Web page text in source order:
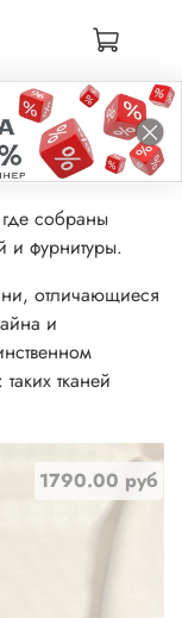
собраны
и фурнитуры.
отличающиеся
и
тканей
1790.00 руб